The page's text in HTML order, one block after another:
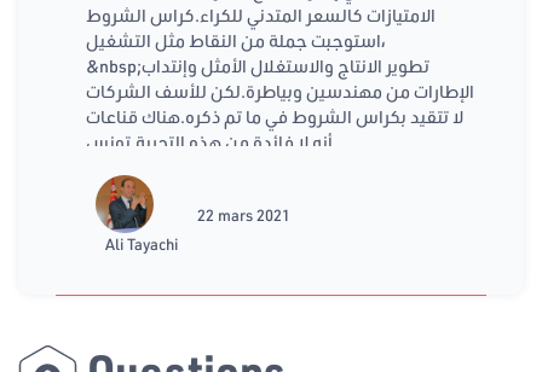
الامتيازات كالسعر المتدني للكراء.كراس الشروط
استوجبت جملة من النقاط مثل التشغيل،
&nbsp;تطوير الانتاج والاستغلال الأمثل وإنتداب
الإطارات من مهندسين وبياطرة.لكن للأسف الشركات
لا تتقيد بكراس الشروط في ما تم ذكره.هناك قناعات
أنه لا فائدة من هذه التجربة.تونس
Ali Tayachi
22 mars 2021